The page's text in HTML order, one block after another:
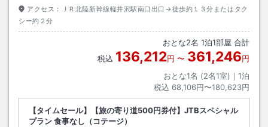
アクセス：
ＪＲ北陸新幹線軽井沢駅南口出口→徒歩約１３分またはタク
シー約２分
おとな2名 1泊1部屋 合計
税込 136,212円 〜 361,246円
おとな1名 (2名1室)｜ 1泊
税込 68,106円〜180,623円
【タイムセール】【旅の寄り道500円券付】JTBスペシャル
プラン 食事なし（コテージ）